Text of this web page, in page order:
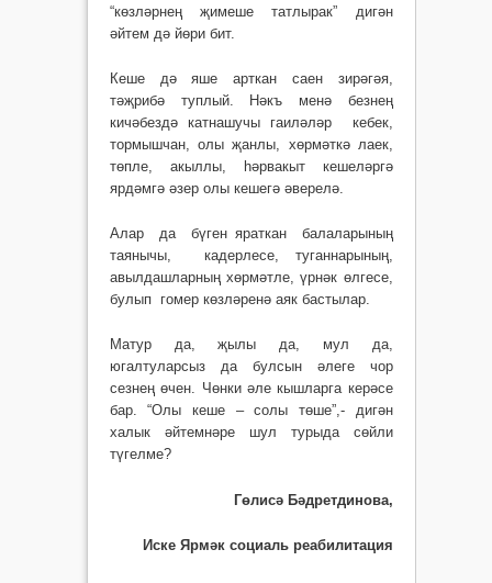
“көзләрнең җимеше татлырак” дигән
әйтем дә йөри бит.
Кеше дә яше арткан саен зирәгәя,
тәҗрибә туплый. Нәкъ менә безнең
кичәбездә катнашучы гаиләләр кебек,
тормышчан, олы җанлы, хөрмәткә лаек,
төпле, акыллы, һәрвакыт кешеләргә
ярдәмгә әзер олы кешегә әверелә.
Алар да бүген яраткан балаларының
таянычы, кадерлесе, туганнарының,
авылдашларның хөрмәтле, үрнәк өлгесе,
булып гомер көзләренә аяк бастылар.
Матур да, җылы да, мул да,
югалтуларсыз да булсын әлеге чор
сезнең өчен. Чөнки әле кышларга керәсе
бар. “Олы кеше – солы төше”,- дигән
халык әйтемнәре шул турыда сөйли
түгелме?
Гөлисә Бәдретдинова,
Иске Ярмәк социаль реабилитация